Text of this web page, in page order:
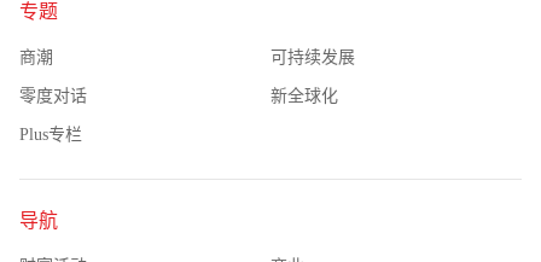
专题
商潮 可持续发展
零度对话 新全球化
Plus专栏
导航